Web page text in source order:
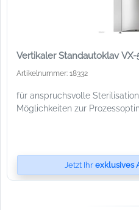
Vertikaler Standautoklav
Artikelnummer: 18332
für anspruchsvolle
Möglichkeiten zur
Jetzt Ihr exklusives